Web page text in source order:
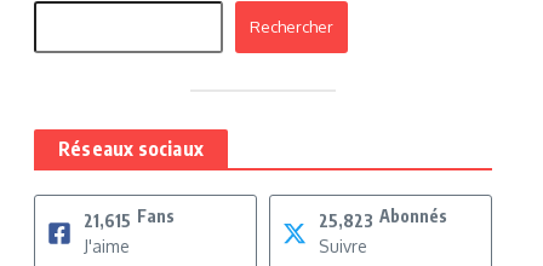
Rechercher
Réseaux sociaux
21,615 Fans
J'aime
25,823 Abonnés
Suivre